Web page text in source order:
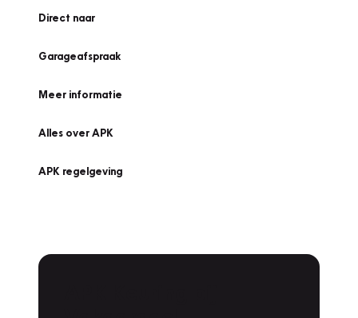
Direct naar
Garageafspraak
Meer informatie
Alles over APK
APK regelgeving